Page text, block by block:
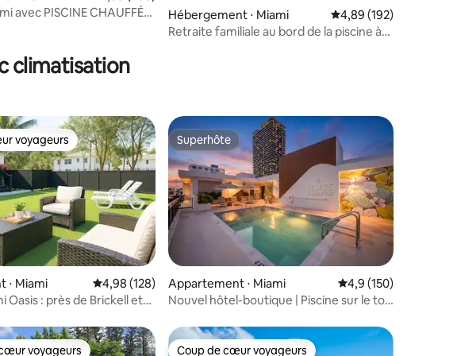
avec PISCINE CHAUFFÉE,
Hébergement ⋅ Miami Évaluation moyenne
4,89 (192)
Retraite familiale au bord de la piscine à
climatisation
la base de 21 commentaires : 5 sur 5
voyageurs
voyageurs
⋅ Miami Évaluation moyenne sur la base de 128 commentaires : 4,98 sur 5
4,98 (128)
Oasis : près de Brickell et
Superhôte
Superhôte
Appartement ⋅ Miami Évaluation moyenne
4,9 (150)
Nouvel hôtel-boutique | Piscine sur le toit
voyageurs Coup de cœur voyageurs